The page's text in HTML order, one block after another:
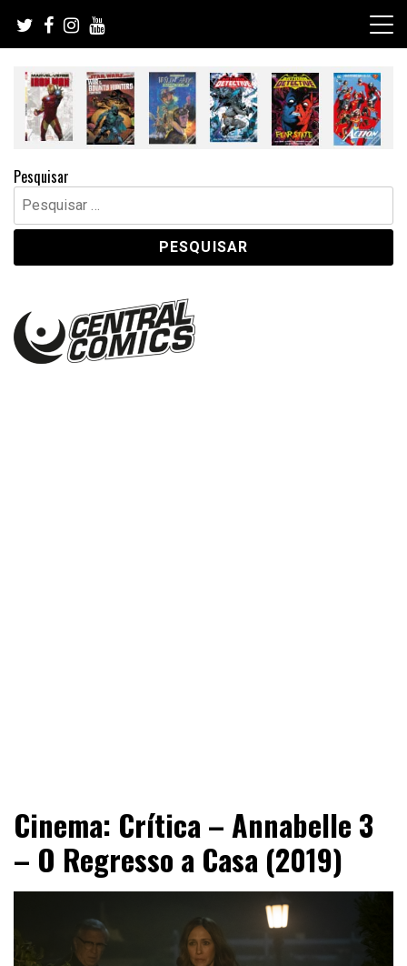
content
Pesquisar
Pesquisar
por:
Central Comics
Cinema: Crítica – Annabelle 3
– O Regresso a Casa (2019)